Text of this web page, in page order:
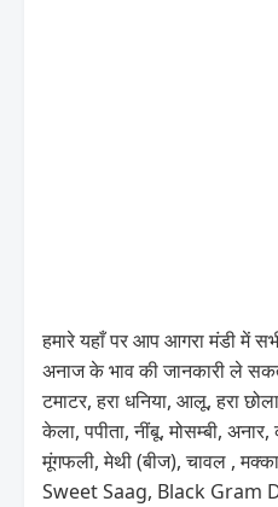
हमारे यहाँ पर आप आगरा मंडी में
अनाज के भाव की जानकारी ले
टमाटर, हरा धनिया, आलू, हरा
केला, पपीता, नींबू, मोसम्बी,
मूंगफली, मेथी (बीज), चावल ,
Sweet Saag, Black Gram